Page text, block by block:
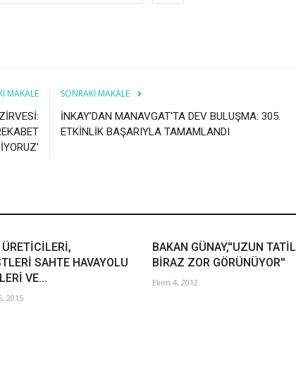
MAKALE SONRAKI MAKALE
İNKAY’DAN MANAVGAT'TA DEV BULUŞMA: 305.
ETKİNLİK BAŞARIYLA TAMAMLANDI
SAHTE HAVAYOLU
VE...
2015
BAKAN GÜNAY,''UZUN TATİL
BİRAZ ZOR GÖRÜNÜYOR''
Ekim 4, 2012